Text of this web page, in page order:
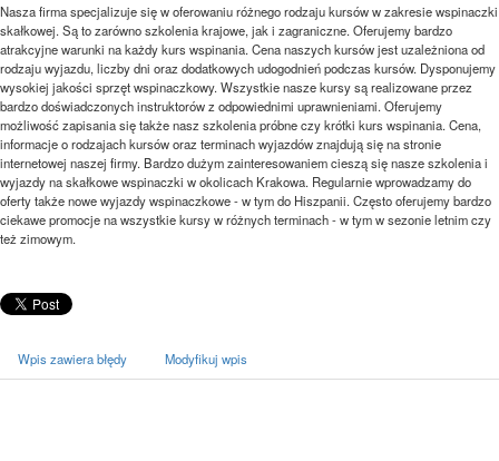
Nasza firma specjalizuje się w oferowaniu różnego rodzaju kursów w zakresie wspinaczki
skałkowej. Są to zarówno szkolenia krajowe, jak i zagraniczne. Oferujemy bardzo
atrakcyjne warunki na każdy kurs wspinania. Cena naszych kursów jest uzależniona od
rodzaju wyjazdu, liczby dni oraz dodatkowych udogodnień podczas kursów. Dysponujemy
wysokiej jakości sprzęt wspinaczkowy. Wszystkie nasze kursy są realizowane przez
bardzo doświadczonych instruktorów z odpowiednimi uprawnieniami. Oferujemy
możliwość zapisania się także nasz szkolenia próbne czy krótki kurs wspinania. Cena,
informacje o rodzajach kursów oraz terminach wyjazdów znajdują się na stronie
internetowej naszej firmy. Bardzo dużym zainteresowaniem cieszą się nasze szkolenia i
wyjazdy na skałkowe wspinaczki w okolicach Krakowa. Regularnie wprowadzamy do
oferty także nowe wyjazdy wspinaczkowe - w tym do Hiszpanii. Często oferujemy bardzo
ciekawe promocje na wszystkie kursy w różnych terminach - w tym w sezonie letnim czy
też zimowym.
Wpis zawiera błędy Modyfikuj wpis